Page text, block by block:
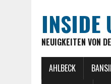
INSIDE
NEUIGKEITEN VON
AHLBECK